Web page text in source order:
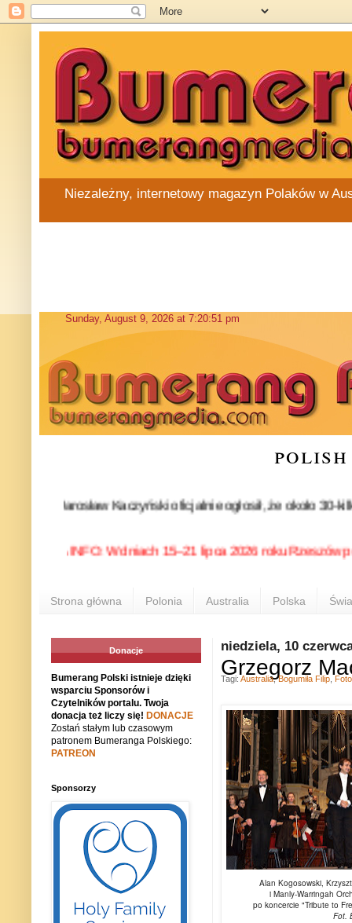
Niezależny, internetowy magazyn Polaków w
Jarosław Kaczyński oficjalnie ogłosił, że około 30-
INFO: W dniach 15–21 lipca 2026 roku Rzeszów
Strona główna Polonia Australia Polska
niedziela, 10
Grzegorz
Alan Kogosowski,
i Manly-Warringah
po koncercie "Tribute to
Fot.
Tagi: Australia,Bogumiła Filip
Donacje
Bumerang Polski istnieje dzięki
wsparciu Sponsorów i
Czytelników portalu. Twoja
donacja też liczy się! DONACJE
Zostań stałym lub czasowym
patronem Bumeranga Polskiego:
PATREON
Sponsorzy